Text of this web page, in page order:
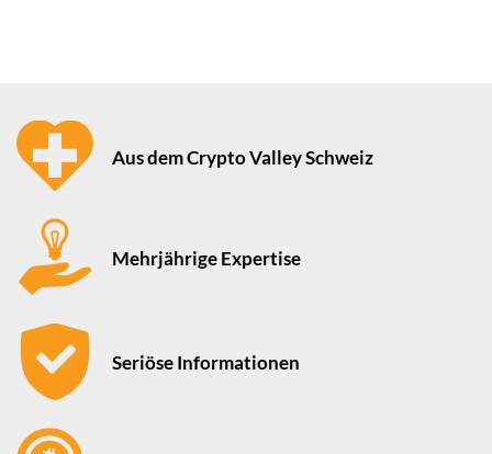
Aus dem Crypto Valley Schweiz
Mehrjährige Expertise
Seriöse Informationen